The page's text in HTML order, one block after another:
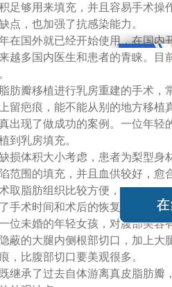
足够用来填充，并且容易手术
点，也加强了抗感染能力。
在国外就已经开始使用，在国
越多国内医生和患者的青睐。
肪瓣移植进行乳房重建的手术，
留疤痕，能不能从别的地方移植
出现了做成功的案例。一位年
到乳房填充。
损体积大小考虑，患者为梨型
范围的填充，并且血供较好，愈
取脂肪组织比较方便，在手术过
手术时间和术后的恢复时间。
位未婚的年轻女孩，对腹部美
蔽的大腿内侧根部切口，加上
，比腹部切口要美观很多。
继承了过去自体游离真皮脂肪